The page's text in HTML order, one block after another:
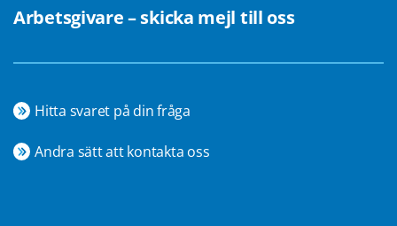
Arbetsgivare – skicka mejl till oss
Hitta svaret på din fråga
Andra sätt att kontakta oss